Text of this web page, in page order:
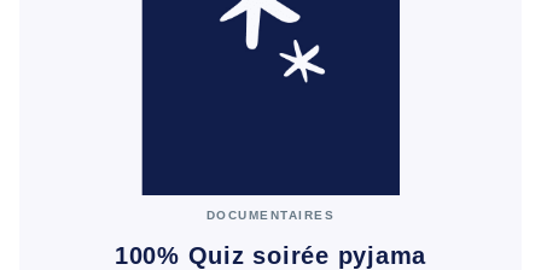
DOCUMENTAIRES
100% Quiz soirée pyjama